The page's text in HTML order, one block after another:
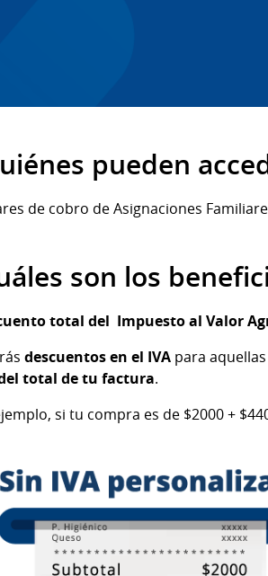
pueden
de cobro de Asignaciones
son los
total del Impuesto al Valor
descuentos en el IVA para
total de tu factura.
si tu compra es de $2000 +